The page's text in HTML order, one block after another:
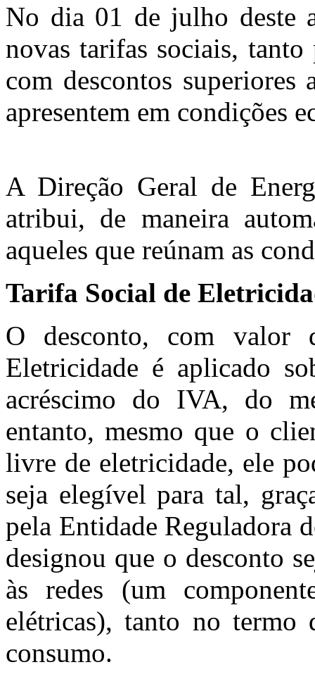
No dia 01 de julho deste
novas tarifas sociais,
com descontos superiores
apresentem em condições
A Direção Geral de
atribui, de maneira
aqueles que reúnam as
Tarifa Social de
O desconto, com valor
Eletricidade é aplicado
acréscimo do IVA, do
entanto, mesmo que o
livre de eletricidade, ele
seja elegível para tal,
pela Entidade Reguladora
designou que o desconto
às redes (um
elétricas), tanto no termo
consumo.